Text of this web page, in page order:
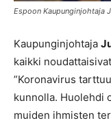
Espoon Kaupunginjohtaja
Kaupunginjohtaja
kaikki
”Koronavirus
kunnolla. Huolehdi
muiden ihmisten